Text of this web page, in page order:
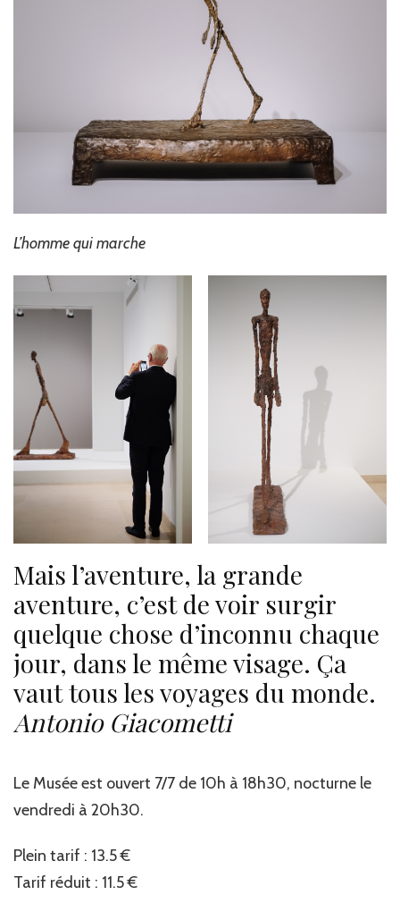
L’homme qui marche
Mais l’aventure, la grande
aventure, c’est de voir surgir
quelque chose d’inconnu chaque
jour, dans le même visage. Ça
vaut tous les voyages du monde.
Antonio Giacometti
Le Musée est ouvert 7/7 de 10h à 18h30, nocturne le
vendredi à 20h30.
Plein tarif : 13.5 €
Tarif réduit : 11.5 €